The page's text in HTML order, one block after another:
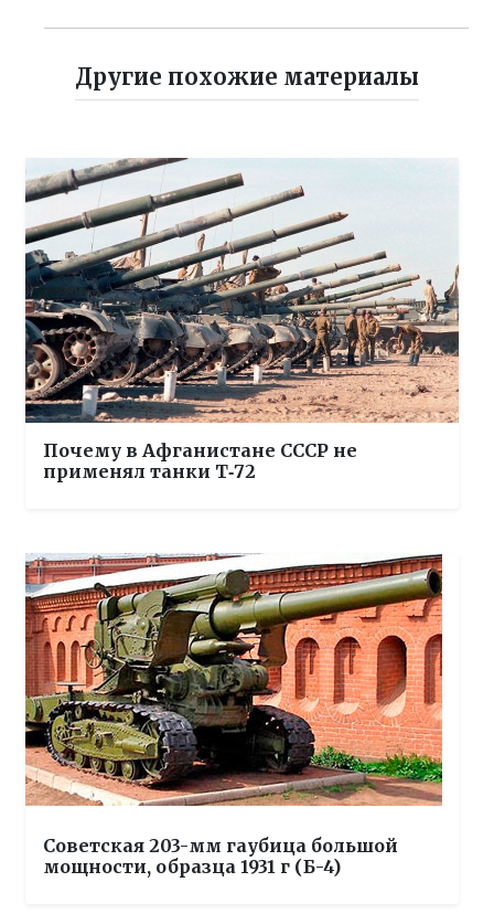
Другие похожие материалы
Почему в Афганистане СССР не
применял танки Т‑72
Советская 203-мм гаубица большой
мощности, образца 1931 г (Б-4)